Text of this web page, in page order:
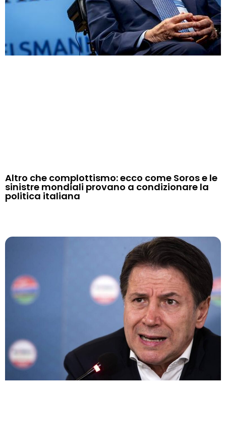
Altro che complottismo: ecco come Soros e le
sinistre mondiali provano a condizionare la
politica italiana